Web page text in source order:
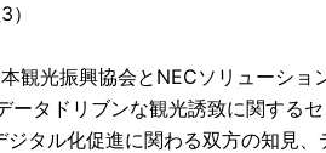
観光振興協会とNECソリューシ
ータドリブンな観光誘致に関する
ジタル化促進に関わる双方の知見